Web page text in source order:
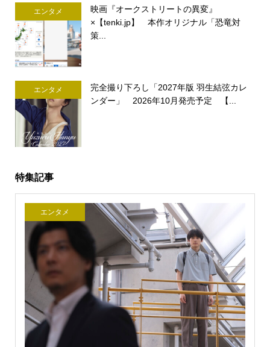
エンタメ
映画『オークストリートの異変』
×【tenki.jp】 本作オリジナル「恐竜対
策...
エンタメ
完全撮り下ろし「2027年版 羽生結弦カレ
ンダー」 2026年10月発売予定 【...
特集記事
エンタメ